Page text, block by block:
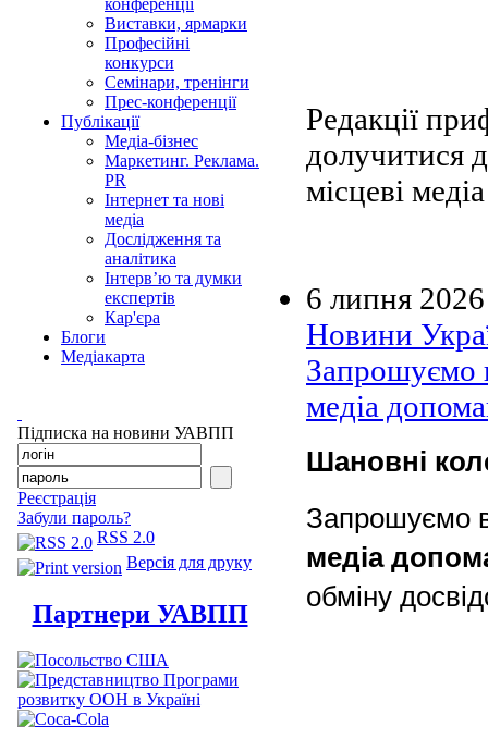
конференції
Виставки, ярмарки
Професійні
конкурси
Семінари, тренінги
Прес-конференції
Публікації
Медіа-бізнес
Маркетинг. Реклама.
PR
Інтернет та нові
медіа
Дослідження та
аналітика
Інтерв’ю та думки
експертів
Кар'єра
Блоги
Медіакарта
Підписка на новини УАВПП
Реєстрація
Забули пароль?
RSS 2.0
Версія для друку
Партнери УАВПП
Редакції
долучитися
місцеві
6 липня 2026
Новини
Запрошуємо
медіа
Шановні
Запрошуємо
медіа
обміну